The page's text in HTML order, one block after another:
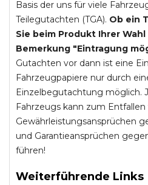
Basis der uns für viele
Teilegutachten (TGA). Ob ein
Sie beim Produkt Ihrer
Bemerkung "Eintragung
Gutachten vor dann ist eine
Fahrzeugpapiere nur durch
Einzelbegutachtung möglich.
Fahrzeugs kann zum Entfallen
Gewährleistungsansprüchen
und Garantieansprüchen
führen!
Weiterführende Links